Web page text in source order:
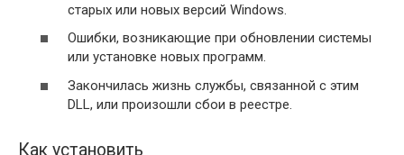
старых или новых версий Windows.
Ошибки, возникающие при обновлении системы
или установке новых программ.
Закончилась жизнь службы, связанной с этим
DLL, или произошли сбои в реестре.
Как установить